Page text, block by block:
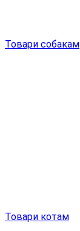
Товари собакам
Товари котам